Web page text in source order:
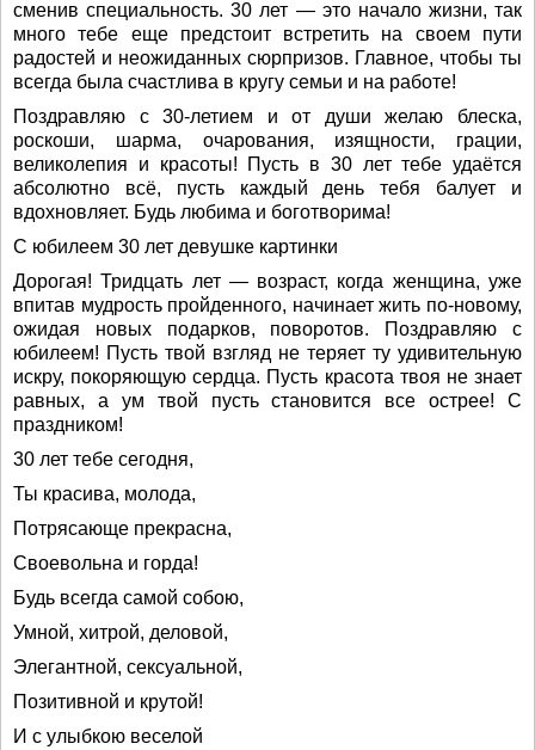
сменив специальность. 30 лет — это начало жизни, так
много тебе еще предстоит встретить на своем пути
радостей и неожиданных сюрпризов. Главное, чтобы ты
всегда была счастлива в кругу семьи и на работе!
Поздравляю с 30-летием и от души желаю блеска,
роскоши, шарма, очарования, изящности, грации,
великолепия и красоты! Пусть в 30 лет тебе удаётся
абсолютно всё, пусть каждый день тебя балует и
вдохновляет. Будь любима и боготворима!
С юбилеем 30 лет девушке картинки
Дорогая! Тридцать лет — возраст, когда женщина, уже
впитав мудрость пройденного, начинает жить по-новому,
ожидая новых подарков, поворотов. Поздравляю с
юбилеем! Пусть твой взгляд не теряет ту удивительную
искру, покоряющую сердца. Пусть красота твоя не знает
равных, а ум твой пусть становится все острее! С
праздником!
30 лет тебе сегодня,
Ты красива, молода,
Потрясающе прекрасна,
Своевольна и горда!
Будь всегда самой собою,
Умной, хитрой, деловой,
Элегантной, сексуальной,
Позитивной и крутой!
И с улыбкою веселой